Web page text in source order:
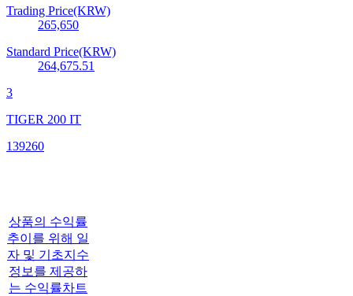
Trading Price(KRW)
265,650
Standard Price(KRW)
264,675.51
3
TIGER 200 IT
139260
상품의 수익률
추이를 위해 일
자 및 기초지수
정보를 제공하
는 수익률차트